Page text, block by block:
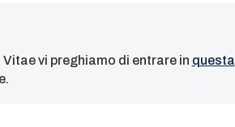
vi preghiamo di entrare in questa